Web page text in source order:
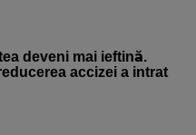
deveni mai ieftină.
accizei a intrat